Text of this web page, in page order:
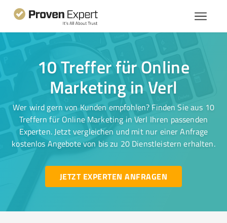
10 Treffer für Online
Marketing in Verl
Wer wird gern von Kunden empfohlen? Finden Sie aus 10
Treffern für Online Marketing in Verl Ihren passenden
Experten. Jetzt vergleichen und mit nur einer Anfrage
kostenlos Angebote von bis zu 20 Dienstleistern erhalten.
JETZT EXPERTEN ANFRAGEN